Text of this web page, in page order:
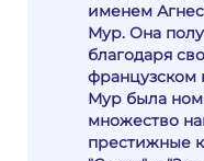
именем Агнес
Мур. Она
благодаря
французском
Мур была
множество
престижные